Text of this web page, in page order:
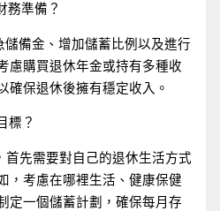
務準備？
備金、增加儲蓄比例以及進行
慮購買退休年金或持有多種收
確保退休後擁有穩定收入。
標？
首先需要對自己的退休生活方式
，考慮在哪裡生活、健康保健
定一個儲蓄計劃，確保每月存